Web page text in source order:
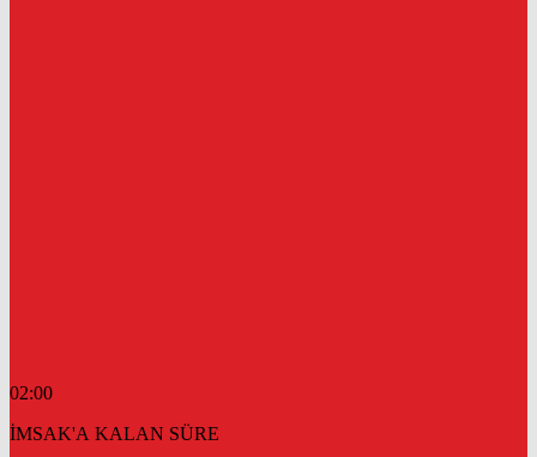
02:00
İMSAK'A KALAN SÜRE